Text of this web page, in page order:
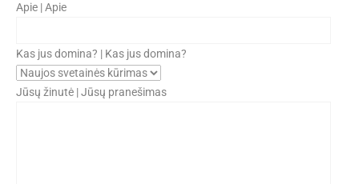
Apie | Apie
Kas jus domina? | Kas jus domina?
Jūsų žinutė | Jūsų pranešimas